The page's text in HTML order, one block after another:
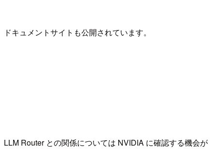
ドキュメントサイトも公開されています。
LLM Router との関係については NVIDIA に確認する機会が